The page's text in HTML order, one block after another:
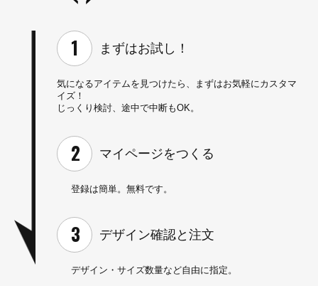
まずはお試し！
気になるアイテムを見つけたら、
まずはお気軽にカスタマ
イズ！
じっくり検討、途中で中断もOK。
マイページをつくる
登録は簡単。無料です。
デザイン確認と注文
デザイン・サイズ数量など自由に指定。